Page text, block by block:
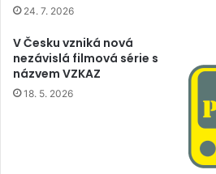
24. 7. 2026
V Česku vzniká nová
nezávislá filmová série s
názvem VZKAZ
18. 5. 2026